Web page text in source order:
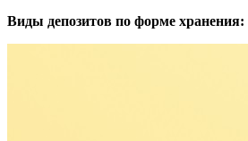
Виды депозитов по форме хранения: